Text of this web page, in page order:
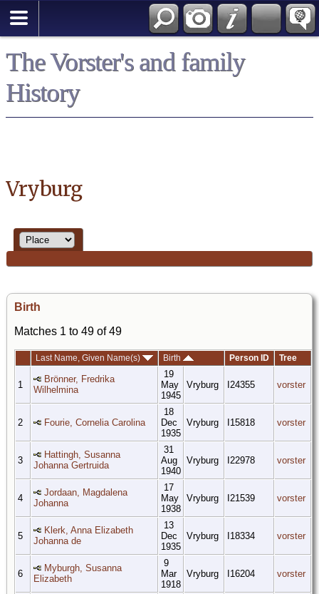
The Vorster's and family
History
Vryburg
Birth
Matches 1 to 49 of 49
Last Name, Given Name(s) Birth Person ID Tree
1
Brönner, Fredrika
Wilhelmina
19
May
1945
Vryburg I24355 vorster
2 Fourie, Cornelia Carolina
18
Dec
1935
Vryburg I15818 vorster
3
Hattingh, Susanna
Johanna Gertruida
31
Aug
1940
Vryburg I22978 vorster
4
Jordaan, Magdalena
Johanna
17
May
1938
Vryburg I21539 vorster
5
Klerk, Anna Elizabeth
Johanna de
13
Dec
1935
Vryburg I18334 vorster
6
Myburgh, Susanna
Elizabeth
9
Mar
1918
Vryburg I16204 vorster